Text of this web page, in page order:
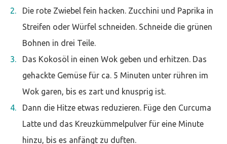
Die rote Zwiebel fein hacken. Zucchini und Paprika in
Streifen oder Würfel schneiden. Schneide die grünen
Bohnen in drei Teile.
Das Kokosöl in einen Wok geben und erhitzen. Das
gehackte Gemüse für ca. 5 Minuten unter rühren im
Wok garen, bis es zart und knusprig ist.
Dann die Hitze etwas reduzieren. Füge den Curcuma
Latte und das Kreuzkümmelpulver für eine Minute
hinzu, bis es anfängt zu duften.